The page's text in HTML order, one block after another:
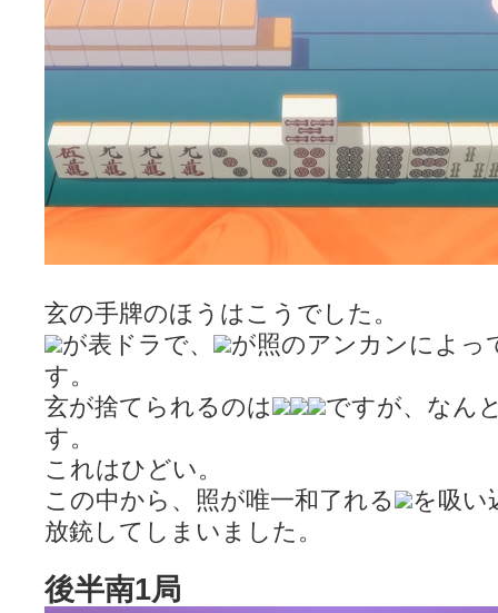
玄の手牌のほうはこうでした。
が表ドラで、
が照のアンカンによっ
す。
玄が捨てられるのは
ですが、なん
す。
これはひどい。
この中から、照が唯一和了れる
を吸い
放銃してしまいました。
後半南1局